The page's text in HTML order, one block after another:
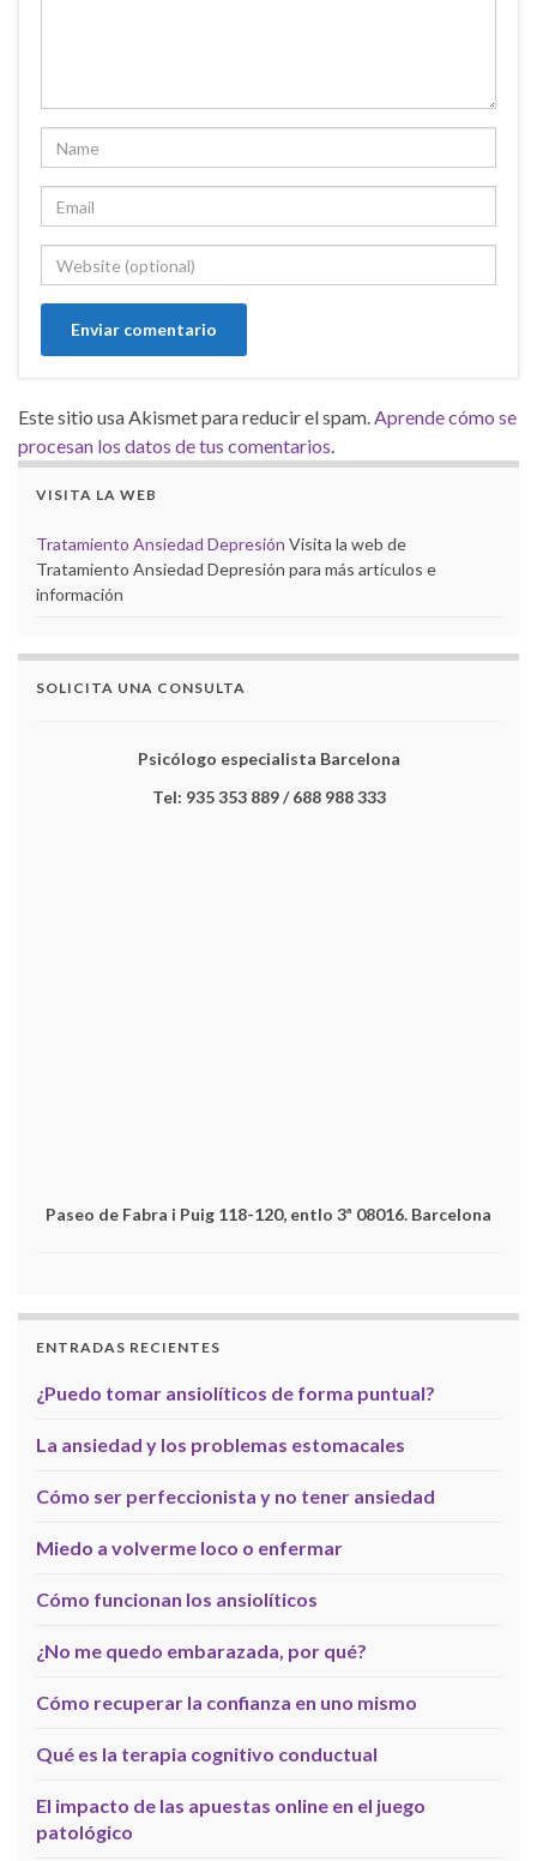
Este sitio usa Akismet para reducir el spam.Aprende cómo se
procesan los datos de tus comentarios.
VISITA LA WEB
Tratamiento Ansiedad Depresión Visita la web de
Tratamiento Ansiedad Depresión para más artículos e
información
SOLICITA UNA CONSULTA
Psicólogo especialista Barcelona
Tel: 935 353 889 / 688 988 333
Paseo de Fabra i Puig 118-120, entlo 3ª 08016. Barcelona
ENTRADAS RECIENTES
¿Puedo tomar ansiolíticos de forma puntual?
La ansiedad y los problemas estomacales
Cómo ser perfeccionista y no tener ansiedad
Miedo a volverme loco o enfermar
Cómo funcionan los ansiolíticos
¿No me quedo embarazada, por qué?
Cómo recuperar la confianza en uno mismo
Qué es la terapia cognitivo conductual
El impacto de las apuestas online en el juego
patológico